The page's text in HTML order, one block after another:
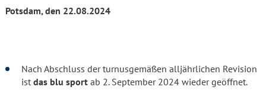
Potsdam, den 22.08.2024
Nach Abschluss der turnusgemäßen alljährlichen Revision
ist das blu sport ab 2. September 2024 wieder geöffnet.